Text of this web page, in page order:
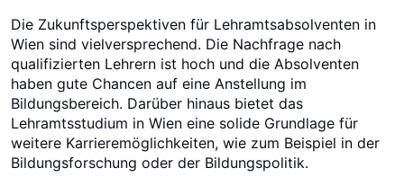
Die Zukunftsperspektiven für Lehramtsabsolventen in
Wien sind vielversprechend. Die Nachfrage nach
qualifizierten Lehrern ist hoch und die Absolventen
haben gute Chancen auf eine Anstellung im
Bildungsbereich. Darüber hinaus bietet das
Lehramtsstudium in Wien eine solide Grundlage für
weitere Karrieremöglichkeiten, wie zum Beispiel in der
Bildungsforschung oder der Bildungspolitik.